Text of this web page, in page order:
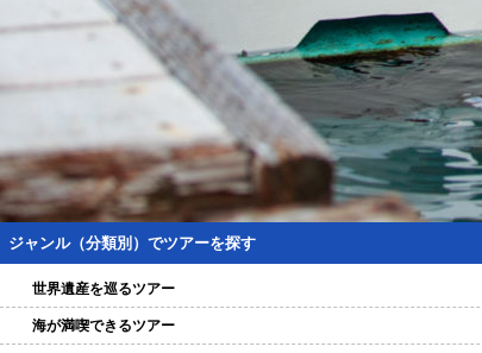
ジャンル（分類別）でツアーを探す
世界遺産を巡るツアー
海が満喫できるツアー